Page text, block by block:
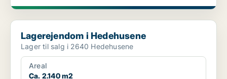
Lagerejendom i Hedehusene
Lagerejendom i Hedehusene
Lager til salg i 2640 Hedehusene
Areal
Ca. 2.140 m2